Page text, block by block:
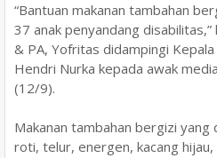
“Bantuan makanan tambahan
37 anak penyandang
& PA, Yofritas didampingi
Hendri Nurka kepada awak
(12/9).
Makanan tambahan bergizi yang
roti, telur, energen, kacang